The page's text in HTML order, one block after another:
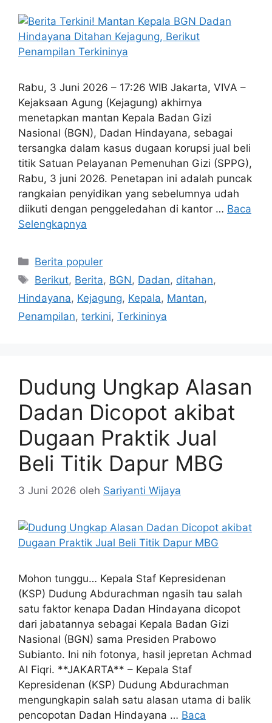
Rabu, 3 Juni 2026 – 17:26 WIB Jakarta, VIVA –
Kejaksaan Agung (Kejagung) akhirnya
menetapkan mantan Kepala Badan Gizi
Nasional (BGN), Dadan Hindayana, sebagai
tersangka dalam kasus dugaan korupsi jual beli
titik Satuan Pelayanan Pemenuhan Gizi (SPPG),
Rabu, 3 juni 2026. Penetapan ini adalah puncak
rangkaian penyidikan yang sebelumnya udah
diikuti dengan penggeledahan di kantor … Baca
Selengkapnya
Kategori
Berita populer
Tag
Berikut, Berita, BGN, Dadan, ditahan,
Hindayana, Kejagung, Kepala, Mantan,
Penampilan, terkini, Terkininya
Dudung Ungkap Alasan
Dadan Dicopot akibat
Dugaan Praktik Jual
Beli Titik Dapur MBG
3 Juni 2026 oleh Sariyanti Wijaya
Mohon tunggu… Kepala Staf Kepresidenan
(KSP) Dudung Abdurachman ngasih tau salah
satu faktor kenapa Dadan Hindayana dicopot
dari jabatannya sebagai Kepala Badan Gizi
Nasional (BGN) sama Presiden Prabowo
Subianto. Ini nih fotonya, hasil jepretan Achmad
Al Fiqri. **JAKARTA** – Kepala Staf
Kepresidenan (KSP) Dudung Abdurachman
mengungkapin salah satu alasan utama di balik
pencopotan Dadan Hindayana … Baca